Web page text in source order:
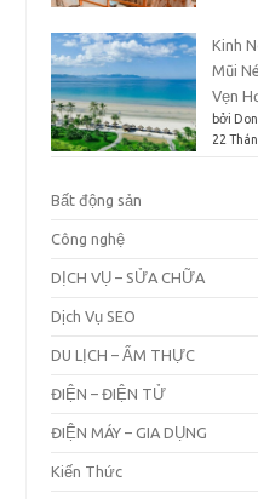
Kinh
Mũi
Vẹn
bởi
22
Bất động sản
Công nghệ
DỊCH VỤ – SỬA CHỮA
Dịch Vụ SEO
DU LỊCH – ẨM THỰC
ĐIỆN – ĐIỆN TỬ
ĐIỆN MÁY – GIA DỤNG
Kiến Thức